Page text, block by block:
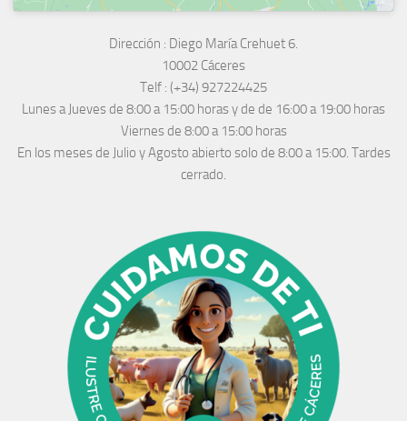
Dirección : Diego María Crehuet 6.
10002 Cáceres
Telf : (+34) 927224425
Lunes a Jueves de 8:00 a 15:00 horas y de de 16:00 a 19:00 horas
Viernes de 8:00 a 15:00 horas
En los meses de Julio y Agosto abierto solo de 8:00 a 15:00. Tardes
cerrado.